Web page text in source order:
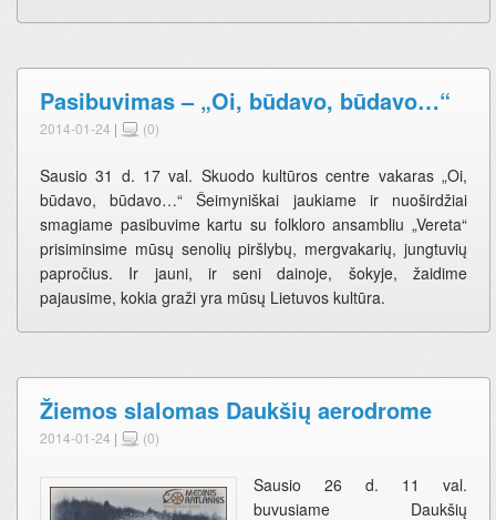
Pasibuvimas – „Oi, būdavo, būdavo…“
2014-01-24 | (0)
Sausio 31 d. 17 val. Skuodo kultūros centre vakaras „Oi,
būdavo, būdavo…“ Šeimyniškai jaukiame ir nuoširdžiai
smagiame pasibuvime kartu su folkloro ansambliu „Vereta“
prisiminsime mūsų senolių piršlybų, mergvakarių, jungtuvių
papročius. Ir jauni, ir seni dainoje, šokyje, žaidime
pajausime, kokia graži yra mūsų Lietuvos kultūra.
Žiemos slalomas Daukšių aerodrome
2014-01-24 | (0)
Sausio 26 d. 11 val.
buvusiame Daukšių